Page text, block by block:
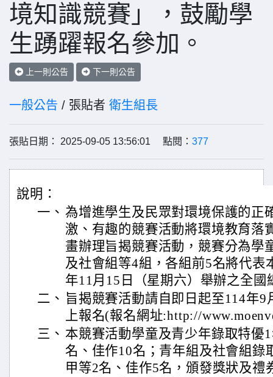
境知識競賽」，鼓勵學
生踴躍報名參加。
上一則公告 下一則公告
一般公告 / 張貼者 衛生組長
張貼日期： 2025-09-05 13:56:01 點閱： 377
說明：
一、 為增進學生及民眾對環境保護的正
激、有趣的競賽活動將環境教育落
畫辦理旨揭競賽活動，競賽分為學
及社會組等4組，各組前5名將代表
年11月15日（星期六）舉辦之全國
二、 旨揭競賽活動請自即日起至114年
上報名(報名網址:http://
三、 本競賽活動學童及青少年錄取特優
名、佳作10名；青年組及社會組錄
甲等2名、佳作5名，頒發獎狀及禮